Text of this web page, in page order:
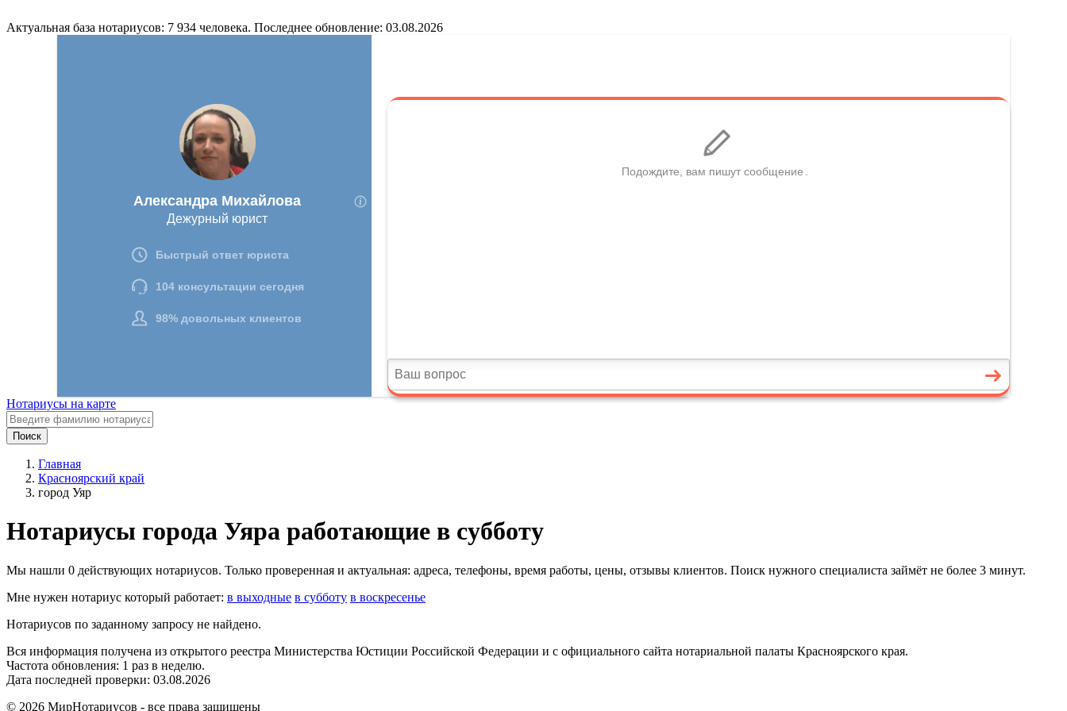
Актуальная база нотариусов: 7 934 человека. Последнее обновление: 03.08.2026
Нотариусы на карте
Поиск
Главная
Красноярский край
город Уяр
Нотариусы города Уяра работающие в субботу
Мы нашли 0 действующих нотариусов. Только проверенная и актуальная: адреса, телефоны, время работы, цены, отзывы клиентов. Поиск нужного специалиста займёт не более 3 минут.
Мне нужен нотариус который работает: в выходные в субботу в воскресенье
Нотариусов по заданному запросу не найдено.
Вся информация получена из открытого реестра Министерства Юстиции Российской Федерации и с официального сайта нотариальной палаты Красноярского края.
Частота обновления: 1 раз в неделю.
Дата последней проверки: 03.08.2026
© 2026 МирНотариусов - все права зашищены